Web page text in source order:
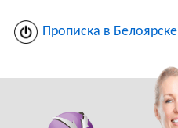
Прописка в Белоярске